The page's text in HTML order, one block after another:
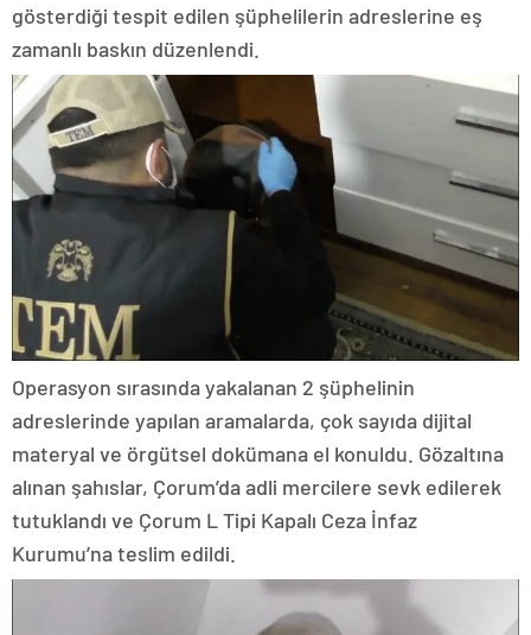
gösterdiği tespit edilen şüphelilerin adreslerine eş
zamanlı baskın düzenlendi.
Operasyon sırasında yakalanan 2 şüphelinin
adreslerinde yapılan aramalarda, çok sayıda dijital
materyal ve örgütsel dokümana el konuldu. Gözaltına
alınan şahıslar, Çorum’da adli mercilere sevk edilerek
tutuklandı ve Çorum L Tipi Kapalı Ceza İnfaz
Kurumu’na teslim edildi.